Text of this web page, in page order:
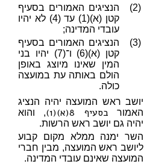
(2)
הנציגים האמורים בסעיף
קטן (א)(1) עד (4) לא יהיו
עובדי המדינה;
(3)
הנציגים האמורים בסעיף
קטן (א)(6) ו־(7) יהיו בני
המין שאינו מיוצג באופן
הולם באותה עת במועצה
כולה.
יושב ראש המועצה יהיה הנציג
האמור בסעיף 8(א)(1)
, והוא
יהיה גם יושב ראש הרשות.
השר ימנה ממלא מקום קבוע
ליושב ראש המועצה, מבין חברי
המועצה שאינם עובדי המדינה.